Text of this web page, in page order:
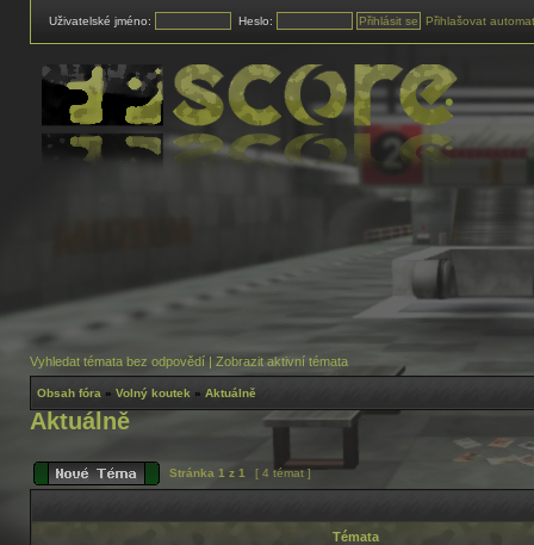
Uživatelské jméno: Heslo: Přihlašovat
Vyhledat témata bez odpovědí | Zobrazit aktivní témata
Obsah fóra » Volný koutek » Aktuálně
Aktuálně
Stránka 1 z 1 [ 4 témat ]
Témata